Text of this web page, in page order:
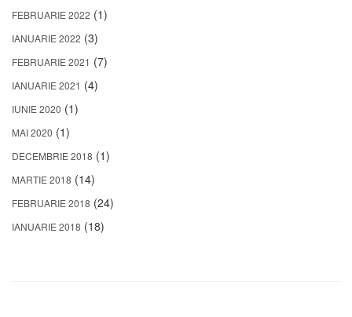
FEBRUARIE 2022 (1)
IANUARIE 2022 (3)
FEBRUARIE 2021 (7)
IANUARIE 2021 (4)
IUNIE 2020 (1)
MAI 2020 (1)
DECEMBRIE 2018 (1)
MARTIE 2018 (14)
FEBRUARIE 2018 (24)
IANUARIE 2018 (18)